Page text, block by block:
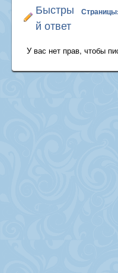
Страницы:
Быстры
й ответ
У вас нет прав, чтобы